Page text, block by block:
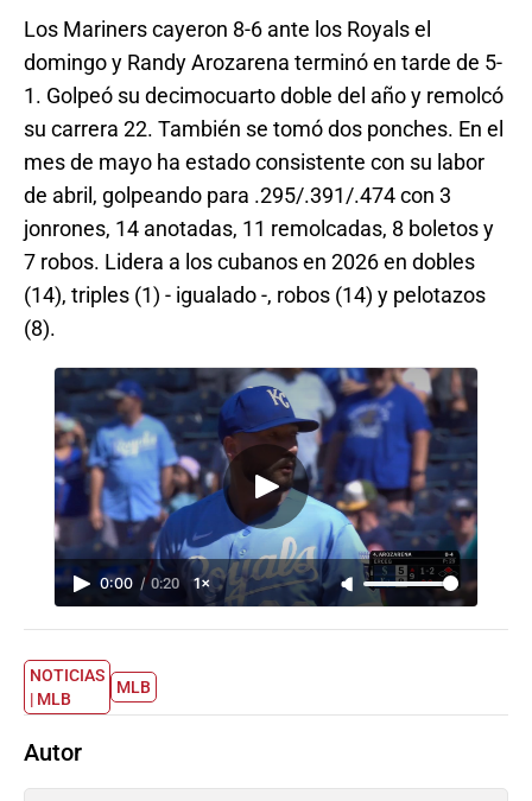
Los Mariners cayeron 8-6 ante los Royals el
domingo y Randy Arozarena terminó en tarde de 5-
1. Golpeó su decimocuarto doble del año y remolcó
su carrera 22. También se tomó dos ponches. En el
mes de mayo ha estado consistente con su labor
de abril, golpeando para .295/.391/.474 con 3
jonrones, 14 anotadas, 11 remolcadas, 8 boletos y
7 robos. Lidera a los cubanos en 2026 en dobles
(14), triples (1) - igualado -, robos (14) y pelotazos
(8).
0:00 / 0:20 1×
NOTICIAS
| MLB
MLB
Autor